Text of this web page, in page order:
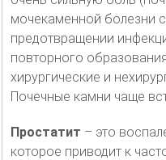
мочекаменной болезни
предотвращении
повторного
хирургические и
Почечные камни чаще
Простатит – это
которое приводит к